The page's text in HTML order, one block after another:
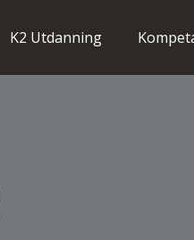
K2 Utdanning